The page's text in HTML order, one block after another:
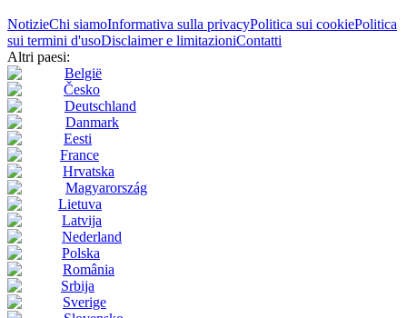
NotizieChi siamoInformativa sulla privacyPolitica sui cookiePolitica
sui termini d'usoDisclaimer e limitazioniContatti
Altri paesi:
België
Česko
Deutschland
Danmark
Eesti
France
Hrvatska
Magyarország
Lietuva
Latvija
Nederland
Polska
România
Srbija
Sverige